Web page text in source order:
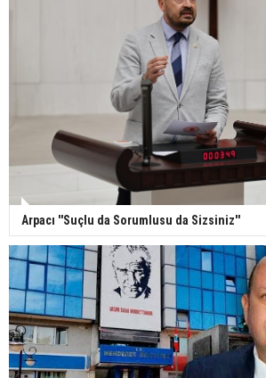
Arpacı ''Suçlu da Sorumlusu da Sizsiniz''